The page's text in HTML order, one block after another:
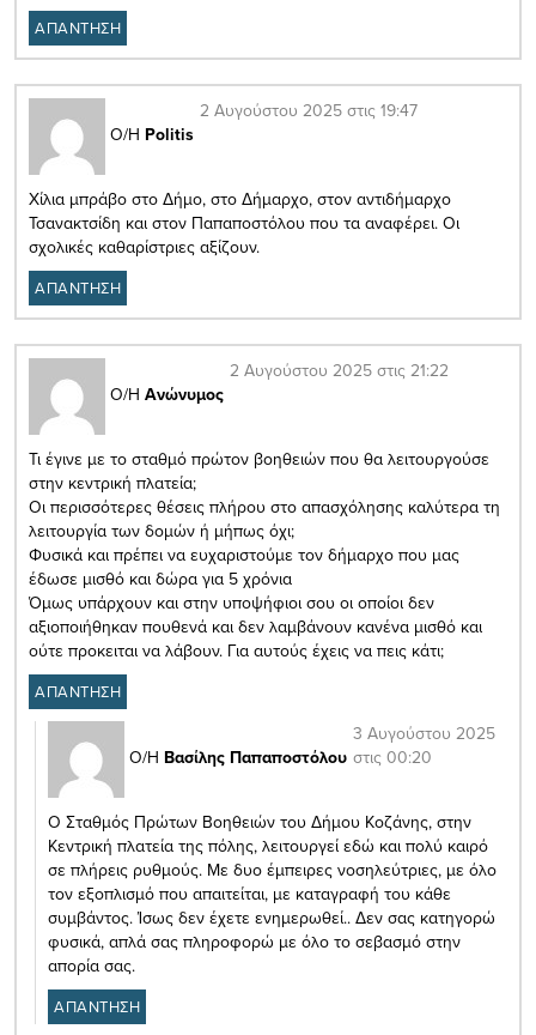
ΑΠΑΝΤΗΣΗ
Ο/Η Politis
2 Αυγούστου 2025 στις 19:47
Χίλια μπράβο στο Δήμο, στο Δήμαρχο, στον αντιδήμαρχο
Τσανακτσίδη και στον Παπαποστόλου που τα αναφέρει. Οι
σχολικές καθαρίστριες αξίζουν.
ΑΠΑΝΤΗΣΗ
Ο/Η Ανώνυμος
2 Αυγούστου 2025 στις 21:22
Τι έγινε με το σταθμό πρώτον βοηθειών που θα λειτουργούσε
στην κεντρική πλατεία;
Οι περισσότερες θέσεις πλήρου στο απασχόλησης καλύτερα τη
λειτουργία των δομών ή μήπως όχι;
Φυσικά και πρέπει να ευχαριστούμε τον δήμαρχο που μας
έδωσε μισθό και δώρα για 5 χρόνια
Όμως υπάρχουν και στην υποψήφιοι σου οι οποίοι δεν
αξιοποιήθηκαν πουθενά και δεν λαμβάνουν κανένα μισθό και
ούτε προκειται να λάβουν. Για αυτούς έχεις να πεις κάτι;
ΑΠΑΝΤΗΣΗ
Ο/Η Βασίλης Παπαποστόλου
3 Αυγούστου 2025
στις 00:20
Ο Σταθμός Πρώτων Βοηθειών του Δήμου Κοζάνης, στην
Κεντρική πλατεία της πόλης, λειτουργεί εδώ και πολύ καιρό
σε πλήρεις ρυθμούς. Με δυο έμπειρες νοσηλεύτριες, με όλο
τον εξοπλισμό που απαιτείται, με καταγραφή του κάθε
συμβάντος. Ίσως δεν έχετε ενημερωθεί.. Δεν σας κατηγορώ
φυσικά, απλά σας πληροφορώ με όλο το σεβασμό στην
απορία σας.
ΑΠΑΝΤΗΣΗ